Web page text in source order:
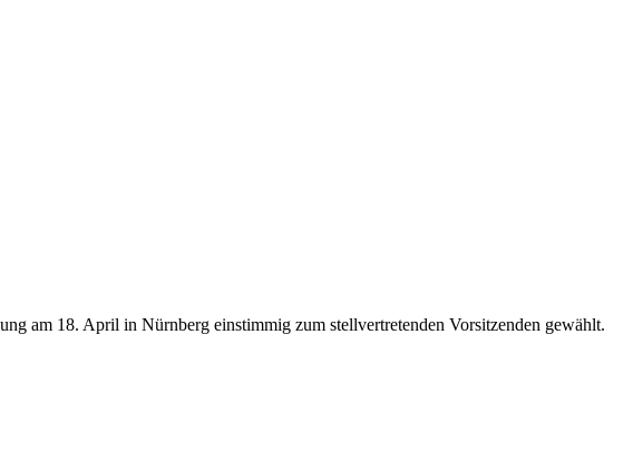
am 18. April in Nürnberg einstimmig zum stellvertretenden Vorsitzenden gewählt.